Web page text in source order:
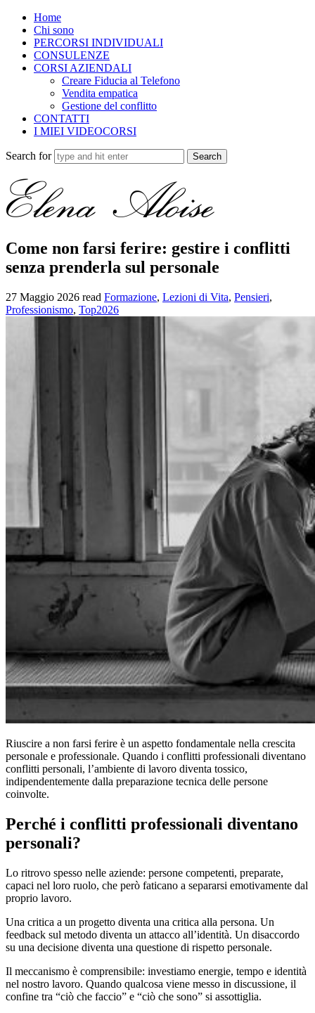
Home
Chi sono
PERCORSI INDIVIDUALI
CONSULENZE
CORSI AZIENDALI
Creare Fiducia al Telefono
Vendita empatica
Gestione del conflitto
CONTATTI
I MIEI VIDEOCORSI
Search for
Come non farsi ferire: gestire i conflitti
senza prenderla sul personale
27 Maggio 2026 read Formazione, Lezioni di Vita, Pensieri,
Professionismo, Top2026
Riuscire a non farsi ferire è un aspetto fondamentale nella crescita
personale e professionale. Quando i conflitti professionali diventano
conflitti personali, l’ambiente di lavoro diventa tossico,
indipendentemente dalla preparazione tecnica delle persone
coinvolte.
Perché i conflitti professionali diventano
personali?
Lo ritrovo spesso nelle aziende: persone competenti, preparate,
capaci nel loro ruolo, che però faticano a separarsi emotivamente dal
proprio lavoro.
Una critica a un progetto diventa una critica alla persona. Un
feedback sul metodo diventa un attacco all’identità. Un disaccordo
su una decisione diventa una questione di rispetto personale.
Il meccanismo è comprensibile: investiamo energie, tempo e identità
nel nostro lavoro. Quando qualcosa viene messo in discussione, il
confine tra “ciò che faccio” e “ciò che sono” si assottiglia.